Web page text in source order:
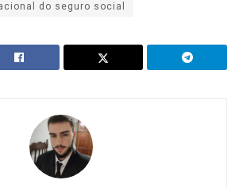
do seguro social